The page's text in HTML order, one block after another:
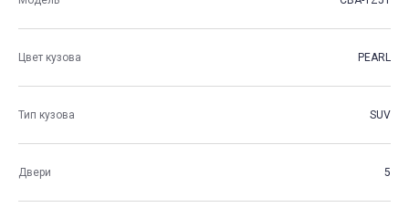
Цвет кузова PEARL
Тип кузова SUV
Двери 5